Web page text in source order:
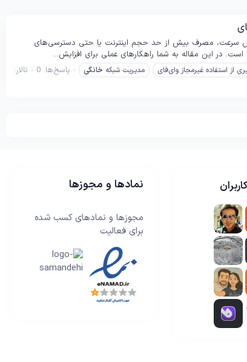
سرعت، مصرف بیش از حد حجم اینترنت یا حتی دسترسی‌های
در این مقاله به شما راهکارهای عملی برای افزایش...
از استفاده غیرمجاز وای‌فای مدیریت شبکه خانگی پاسخ‌ها: 0
تالار:
نمادها و مجوزها
مجوزها و نمادهای کسب شده
برای فعالیت